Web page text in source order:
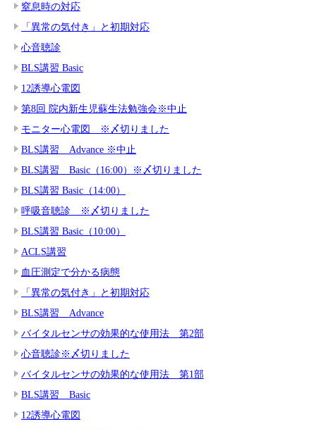
窒息時の対応
「異常の気付き」と初期対応
心音聴診
BLS講習 Basic
12誘導心電図
第8回 院内新生児蘇生法勉強会※中止
モニター心電図 ※〆切りました
BLS講習 Advance ※中止
BLS講習 Basic（16:00）※〆切りました
BLS講習 Basic（14:00）
呼吸音聴診 ※〆切りました
BLS講習 Basic（10:00）
ACLS講習
血圧測定で分かる病態
「異常の気付き」と初期対応
BLS講習 Advance
バイタルセンサの効果的な使用法 第2部
心音聴診※〆切りました
バイタルセンサの効果的な使用法 第1部
BLS講習 Basic
12誘導心電図